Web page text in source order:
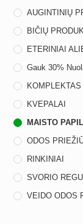
AUGINTINIŲ
BIČIŲ
ETERINIAI
Gauk 30%
KOMPLEKTAS
KVEPALAI
MAISTO
ODOS
RINKINIAI
SVORIO
VEIDO ODOS